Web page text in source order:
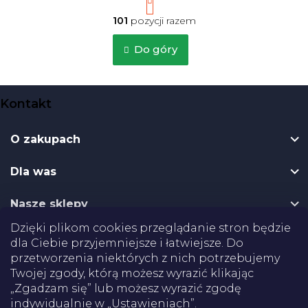
Dzięki plikom cookies przeglądanie stron będzie
dla Ciebie przyjemniejsze i łatwiejsze. Do
przetworzenia niektórych z nich potrzebujemy
Twojej zgody, którą możesz wyrazić klikając
„Zgadzam się” lub możesz wyrazić zgodę
indywidualnie w „Ustawieniach”.
K
n
t
g
i
n
a
c
101 pozycji razem
Do góry
t
Kontakt
O zakupach
Dla was
Nasze sklepy
Dostawa
Płatności